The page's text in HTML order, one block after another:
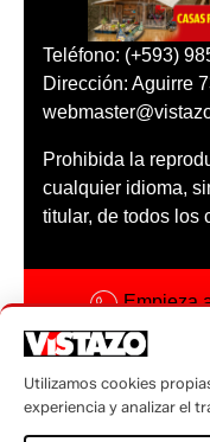
Teléfono: (+593)
Dirección: Aguirre
Prohibida la
cualquier idioma,
titular, de todos los
Empieza
Código
Utilizamos cookies
experiencia y analizar el